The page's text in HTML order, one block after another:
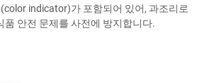
indicator)가 포함되어 있어, 과조리로
품 안전 문제를 사전에 방지합니다.